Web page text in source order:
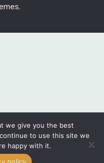
we give you the best
to use this site we
happy with it.
policy